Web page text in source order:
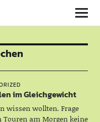
im Gleichgewicht
wissen wollten. Frage
am Morgen keine